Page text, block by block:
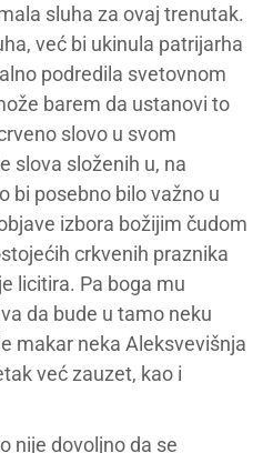
sluha za ovaj trenutak.
već bi ukinula patrijarha
podredila svetovnom
barem da ustanovi to
slovo u svom
slova složenih u, na
bi posebno bilo važno u
izbora božijim čudom
crkvenih praznika
licitira. Pa boga mu
da bude u tamo neku
makar neka Aleksvevišnja
već zauzet, kao i
nije dovoljno da se